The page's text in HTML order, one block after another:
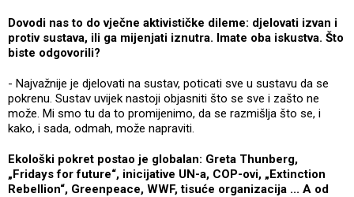
Dovodi nas to do vječne aktivističke dileme: djelovati izvan i
protiv sustava, ili ga mijenjati iznutra. Imate oba iskustva. Što
biste odgovorili?
- Najvažnije je djelovati na sustav, poticati sve u sustavu da se
pokrenu. Sustav uvijek nastoji objasniti što se sve i zašto ne
može. Mi smo tu da to promijenimo, da se razmišlja što se, i
kako, i sada, odmah, može napraviti.
Ekološki pokret postao je globalan: Greta Thunberg,
„Fridays for future“, inicijative UN-a, COP-ovi, „Extinction
Rebellion“, Greenpeace, WWF, tisuće organizacija ... A od